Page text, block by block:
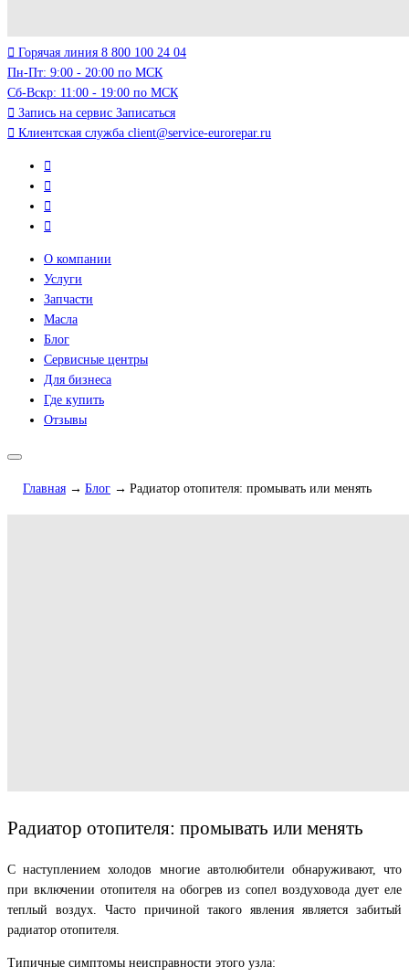
Горячая линия 8 800 100 24 04
Пн-Пт: 9:00 - 20:00 по МСК
Сб-Вскр: 11:00 - 19:00 по МСК
Запись на сервис Записаться
Клиентская служба client@service-eurorepar.ru
О компании
Услуги
Запчасти
Масла
Блог
Сервисные центры
Для бизнеса
Где купить
Отзывы
Главная Блог Радиатор отопителя: промывать или менять
Радиатор отопителя: промывать или менять
С наступлением холодов многие автолюбители обнаруживают, что
при включении отопителя на обогрев из сопел воздуховода дует еле
теплый воздух. Часто причиной такого явления является забитый
радиатор отопителя.
Типичные симптомы неисправности этого узла: